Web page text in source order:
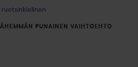
PUNAINEN VAIHTOEHTO